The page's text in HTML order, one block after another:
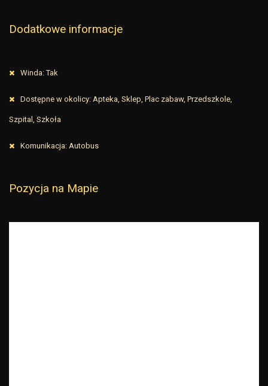
Dodatkowe informacje
Winda: Tak
Dostępne w okolicy: Apteka, Sklep, Plac zabaw, Przedszkole,
Szpital, Szkoła
Komunikacja: Autobus
Pozycja na Mapie